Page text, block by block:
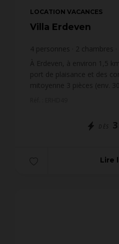
LOCATION VACANCES
Villa Erdeven
4 personnes 2 chambres
À Erdeven, à environ 1,5
port de plaisance et des
mitoyenne 3 pièces (env.
DÈS
Lire